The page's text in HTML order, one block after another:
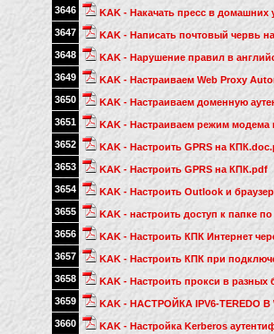
3646
KAK - Накачать пресс в домашних
3647
KAK - Написать почтовый червь
3648
KAK - Нарушение правил в
3649
KAK - Настраиваем Web Proxy
3650
KAK - Настраиваем доменную
3651
KAK - Настраиваем режим модема
3652
KAK - Настроить GPRS на
3653
KAK - Настроить GPRS на КПК.pdf
3654
KAK - Настроить Outlook и
3655
KAK - настроить доступ к папке
3656
KAK - Настроить КПК Интернет
3657
KAK - Настроить КПК при
3658
KAK - Настроить прокси в разных
3659
KAK - НАСТРОЙКА IPV6-TEREDO В
3660
KAK - Настройка Kerberos